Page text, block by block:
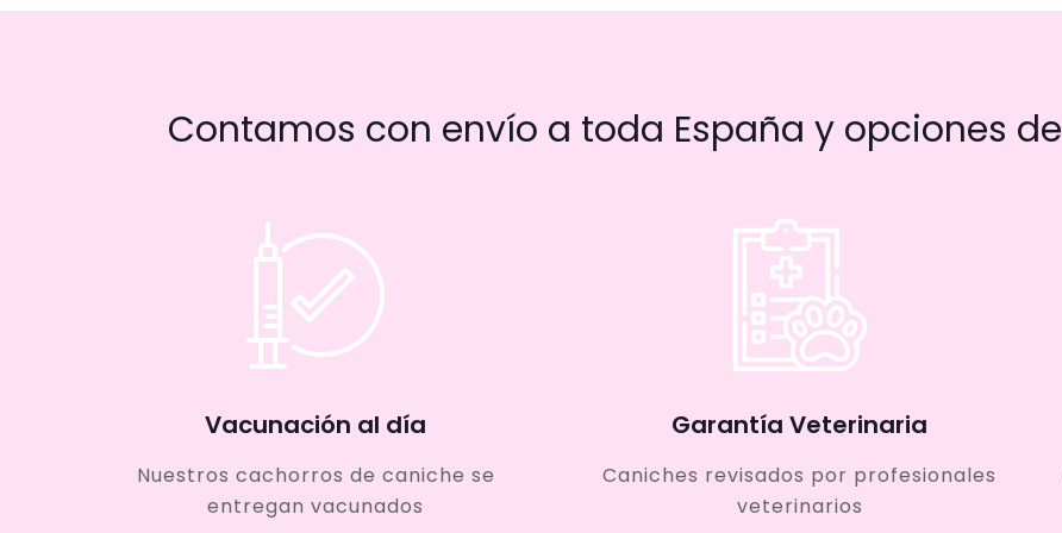
Contamos con envío a toda España y opciones
Vacunación al día
Nuestros cachorros de caniche se
entregan vacunados
Garantía Veterinaria
Caniches revisados por profesionales
veterinarios